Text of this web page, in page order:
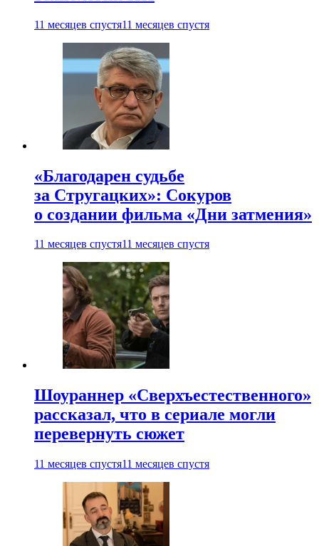
11 месяцев спустя11 месяцев спустя
«Благодарен судьбе
за Стругацких»: Сокуров
о создании фильма «Дни затмения»
11 месяцев спустя11 месяцев спустя
Шоураннер «Сверхъестественного»
рассказал, что в сериале могли
перевернуть сюжет
11 месяцев спустя11 месяцев спустя